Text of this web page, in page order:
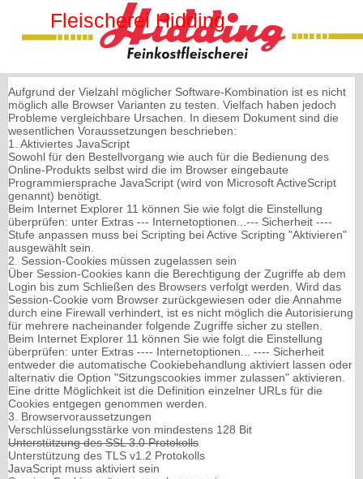
Fleischerei Hidding
Aufgrund der Vielzahl möglicher Software-Kombination ist es nicht
möglich alle Browser Varianten zu testen. Vielfach haben jedoch
Probleme vergleichbare Ursachen. In diesem Dokument sind die
wesentlichen Voraussetzungen beschrieben:
1. Aktiviertes JavaScript
Sowohl für den Bestellvorgang wie auch für die Bedienung des
Online-Produkts selbst wird die im Browser eingebaute
Programmiersprache JavaScript (wird von Microsoft ActiveScript
genannt) benötigt.
Beim Internet Explorer 11 können Sie wie folgt die Einstellung
überprüfen: unter Extras --- Internetoptionen...--- Sicherheit ----
Stufe anpassen muss bei Scripting bei Active Scripting "Aktivieren"
ausgewählt sein.
2. Session-Cookies müssen zugelassen sein
Über Session-Cookies kann die Berechtigung der Zugriffe ab dem
Login bis zum Schließen des Browsers verfolgt werden. Wird das
Session-Cookie vom Browser zurückgewiesen oder die Annahme
durch eine Firewall verhindert, ist es nicht möglich die Autorisierung
für mehrere nacheinander folgende Zugriffe sicher zu stellen.
Beim Internet Explorer 11 können Sie wie folgt die Einstellung
überprüfen: unter Extras ---- Internetoptionen... ---- Sicherheit
entweder die automatische Cookiebehandlung aktiviert lassen oder
alternativ die Option "Sitzungscookies immer zulassen" aktivieren.
Eine dritte Möglichkeit ist die Definition einzelner URLs für die
Cookies entgegen genommen werden.
3. Browservoraussetzungen
Verschlüsselungsstärke von mindestens 128 Bit
Unterstützung des SSL 3.0 Protokolls
Unterstützung des TLS v1.2 Protokolls
JavaScript muss aktiviert sein